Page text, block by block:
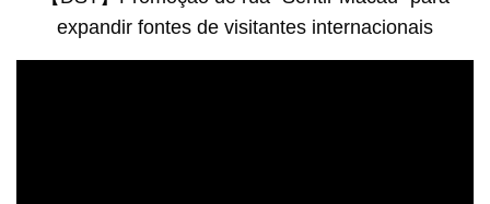
expandir fontes de visitantes internacionais